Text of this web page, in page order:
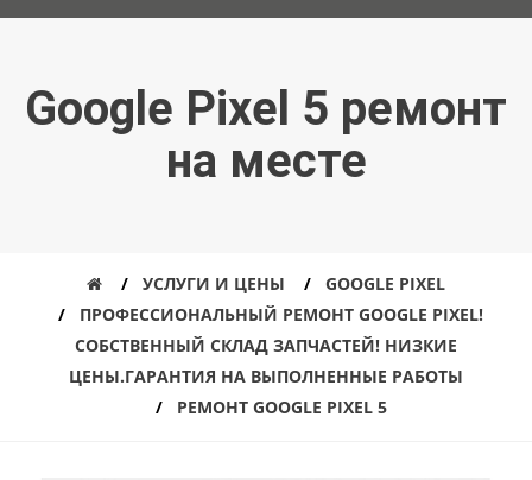
Google Pixel 5 ремонт
на месте
УСЛУГИ И ЦЕНЫ
GOOGLE PIXEL
ПРОФЕССИОНАЛЬНЫЙ РЕМОНТ GOOGLE PIXEL!
СОБСТВЕННЫЙ СКЛАД ЗАПЧАСТЕЙ! НИЗКИЕ
ЦЕНЫ.ГАРАНТИЯ НА ВЫПОЛНЕННЫЕ РАБОТЫ
РЕМОНТ GOOGLE PIXEL 5